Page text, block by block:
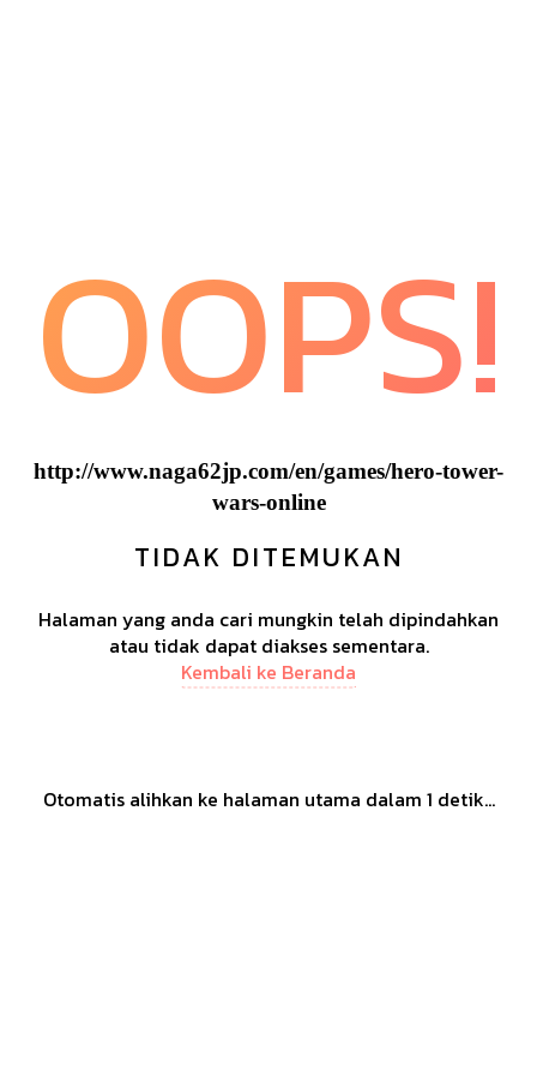
OOPS!
http://www.naga62jp.com/en/games/hero-tower-
wars-online
TIDAK DITEMUKAN
Halaman yang anda cari mungkin telah dipindahkan
atau tidak dapat diakses sementara.
Kembali ke Beranda
Otomatis alihkan ke halaman utama dalam 1 detik...